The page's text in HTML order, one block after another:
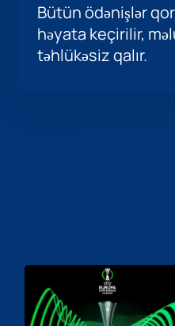
Bütün ödənişlər
həyata keçirilir,
təhlükəsiz qalır.